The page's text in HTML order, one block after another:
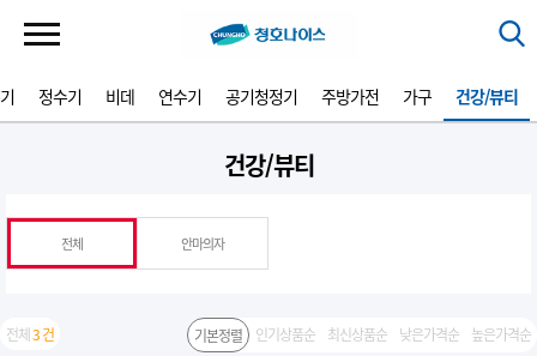
정수기 비데 연수기 공기청정기 주방가전 가구 건강/뷰티
건강/뷰티
전체 안마의자
전체3 건 기본정렬 인기상품순 최신상품순 낮은가격순 높은가격순